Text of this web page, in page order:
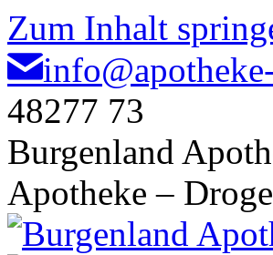
Zum Inhalt
48277 73
Burgenland
Apotheke –